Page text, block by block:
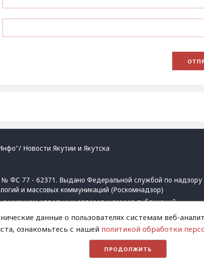
Новости Якутии и Якутска
ФС 77 - 62371. Выдано Федеральной службой по надзору
и массовых коммуникаций (Роскомнадзор)
мнением отдельных авторов и героев публикаций.
активная ссылка на сайт.
запрещенных организаций
данные о пользователях системам веб-
ознакомьтесь с нашей политикой обработки
ПРОДОЛЖИТЬ